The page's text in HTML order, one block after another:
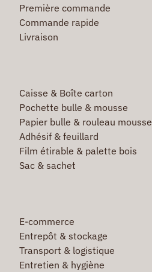
Première commande
Commande rapide
Livraison
Caisse & Boîte carton
Pochette bulle & mousse
Papier bulle & rouleau mousse
Adhésif & feuillard
Film étirable & palette bois
Sac & sachet
E-commerce
Entrepôt & stockage
Transport & logistique
Entretien & hygiène